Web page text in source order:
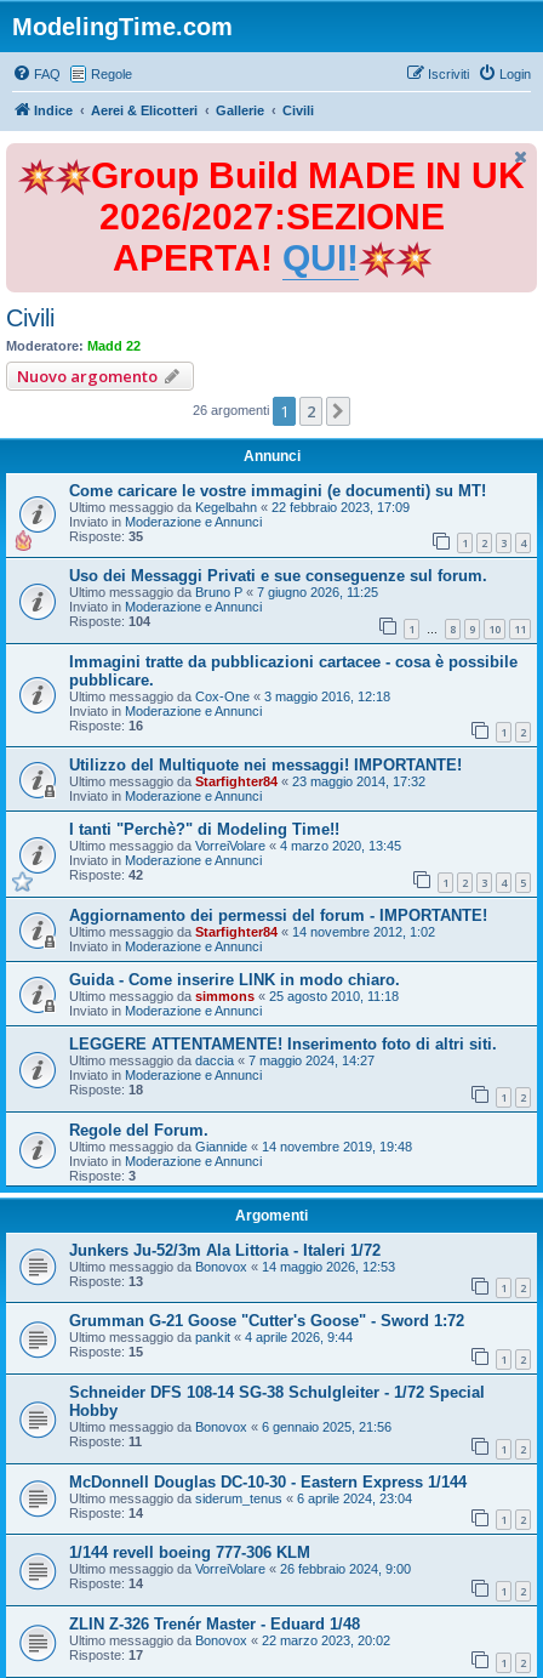
ModelingTime.com
FAQ Regole Login
Iscriviti
Indice Aerei & Elicotteri Gallerie Civili
Group Build MADE IN UK
2026/2027:SEZIONE
APERTA! QUI!
Civili
Moderatore: Madd 22
Nuovo argomento
26 argomenti 1 2
Annunci
Come caricare le vostre immagini (e documenti) su MT!
Ultimo messaggio da Kegelbahn « 22 febbraio 2023, 17:09
Inviato in Moderazione e Annunci
Risposte: 35 1 2 3 4
Uso dei Messaggi Privati e sue conseguenze sul forum.
Ultimo messaggio da Bruno P « 7 giugno 2026, 11:25
Inviato in Moderazione e Annunci
Risposte: 104 1 … 8 9 10 11
Immagini tratte da pubblicazioni cartacee - cosa è possibile
pubblicare.
Ultimo messaggio da Cox-One « 3 maggio 2016, 12:18
Inviato in Moderazione e Annunci
Risposte: 16 1 2
Utilizzo del Multiquote nei messaggi! IMPORTANTE!
Ultimo messaggio da Starfighter84 « 23 maggio 2014, 17:32
Inviato in Moderazione e Annunci
I tanti "Perchè?" di Modeling Time!!
Ultimo messaggio da VorreiVolare « 4 marzo 2020, 13:45
Inviato in Moderazione e Annunci
Risposte: 42 1 2 3 4 5
Aggiornamento dei permessi del forum - IMPORTANTE!
Ultimo messaggio da Starfighter84 « 14 novembre 2012, 1:02
Inviato in Moderazione e Annunci
Guida - Come inserire LINK in modo chiaro.
Ultimo messaggio da simmons « 25 agosto 2010, 11:18
Inviato in Moderazione e Annunci
LEGGERE ATTENTAMENTE! Inserimento foto di altri siti.
Ultimo messaggio da daccia « 7 maggio 2024, 14:27
Inviato in Moderazione e Annunci
Risposte: 18 1 2
Regole del Forum.
Ultimo messaggio da Giannide « 14 novembre 2019, 19:48
Inviato in Moderazione e Annunci
Risposte: 3
Argomenti
Junkers Ju-52/3m Ala Littoria - Italeri 1/72
Ultimo messaggio da Bonovox « 14 maggio 2026, 12:53
Risposte: 13 1 2
Grumman G-21 Goose "Cutter's Goose" - Sword 1:72
Ultimo messaggio da pankit « 4 aprile 2026, 9:44
Risposte: 15 1 2
Schneider DFS 108-14 SG-38 Schulgleiter - 1/72 Special
Hobby
Ultimo messaggio da Bonovox « 6 gennaio 2025, 21:56
Risposte: 11 1 2
McDonnell Douglas DC-10-30 - Eastern Express 1/144
Ultimo messaggio da siderum_tenus « 6 aprile 2024, 23:04
Risposte: 14 1 2
1/144 revell boeing 777-306 KLM
Ultimo messaggio da VorreiVolare « 26 febbraio 2024, 9:00
Risposte: 14 1 2
ZLIN Z-326 Trenér Master - Eduard 1/48
Ultimo messaggio da Bonovox « 22 marzo 2023, 20:02
Risposte: 17 1 2